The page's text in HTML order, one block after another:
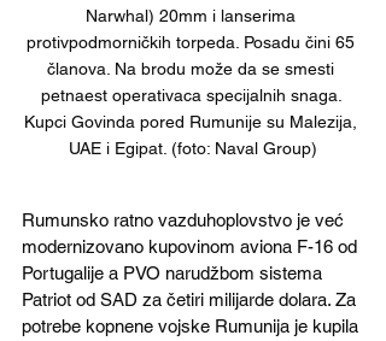
Narwhal) 20mm i lanserima
protivpodmorničkih torpeda. Posadu čini 65
članova. Na brodu može da se smesti
petnaest operativaca specijalnih snaga.
Kupci Govinda pored Rumunije su Malezija,
UAE i Egipat. (foto: Naval Group)
Rumunsko ratno vazduhoplovstvo je već
modernizovano kupovinom aviona F-16 od
Portugalije a PVO narudžbom sistema
Patriot od SAD za četiri milijarde dolara. Za
potrebe kopnene vojske Rumunija je kupila